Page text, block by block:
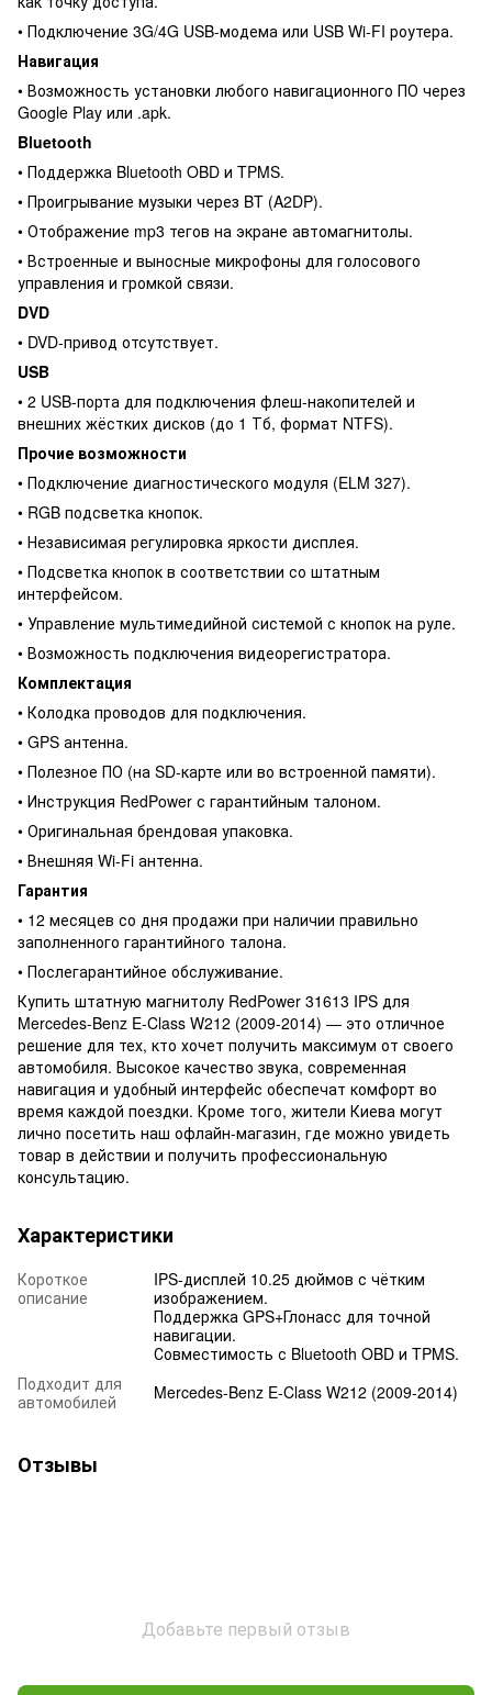
• Подключение 3G/4G USB-модема или USB Wi-FI роутера.
Навигация
• Возможность установки любого навигационного ПО через
Google Play или .apk.
Bluetooth
• Поддержка Bluetooth OBD и TPMS.
• Проигрывание музыки через BT (A2DP).
• Отображение mp3 тегов на экране автомагнитолы.
• Встроенные и выносные микрофоны для голосового
управления и громкой связи.
DVD
• DVD-привод отсутствует.
USB
• 2 USB-порта для подключения флеш-накопителей и
внешних жёстких дисков (до 1 Тб, формат NTFS).
Прочие возможности
• Подключение диагностического модуля (ELM 327).
• RGB подсветка кнопок.
• Независимая регулировка яркости дисплея.
• Подсветка кнопок в соответствии со штатным
интерфейсом.
• Управление мультимедийной системой с кнопок на руле.
• Возможность подключения видеорегистратора.
Комплектация
• Колодка проводов для подключения.
• GPS антенна.
• Полезное ПО (на SD-карте или во встроенной памяти).
• Инструкция RedPower с гарантийным талоном.
• Оригинальная брендовая упаковка.
• Внешняя Wi-Fi антенна.
Гарантия
• 12 месяцев со дня продажи при наличии правильно
заполненного гарантийного талона.
• Послегарантийное обслуживание.
Купить штатную магнитолу RedPower 31613 IPS для
Mercedes-Benz E-Class W212 (2009-2014) — это отличное
решение для тех, кто хочет получить максимум от своего
автомобиля. Высокое качество звука, современная
навигация и удобный интерфейс обеспечат комфорт во
время каждой поездки. Кроме того, жители Киева могут
лично посетить наш офлайн-магазин, где можно увидеть
товар в действии и получить профессиональную
консультацию.
Характеристики
Короткое
описание
IPS-дисплей 10.25 дюймов с чётким
изображением.
Поддержка GPS+Глонасс для точной
навигации.
Совместимость с Bluetooth OBD и TPMS.
Подходит для
автомобилей
Mercedes-Benz E-Class W212 (2009-2014)
Отзывы
Добавьте первый отзыв